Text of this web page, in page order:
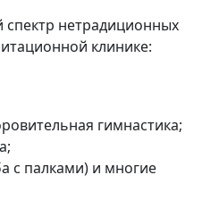
нетрадиционных
клинике:
гимнастика;
с палками) и многие